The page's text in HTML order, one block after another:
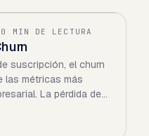
MIN DE LECTURA
suscripción, el churn
las métricas más
La pérdida de